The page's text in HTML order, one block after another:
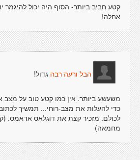
קטע חביב ביותר- הסוף היה יכול להיגמר
אחלה!
הבל ורעה רבה גדול!
משעשע ביותר. אין כמו קטע טוב על מצב
כדי להעלות את מצב-רוחי... תמשיך
לכולם. מזכיר קצת את דוגלאס אדאמס.
מחמאה)